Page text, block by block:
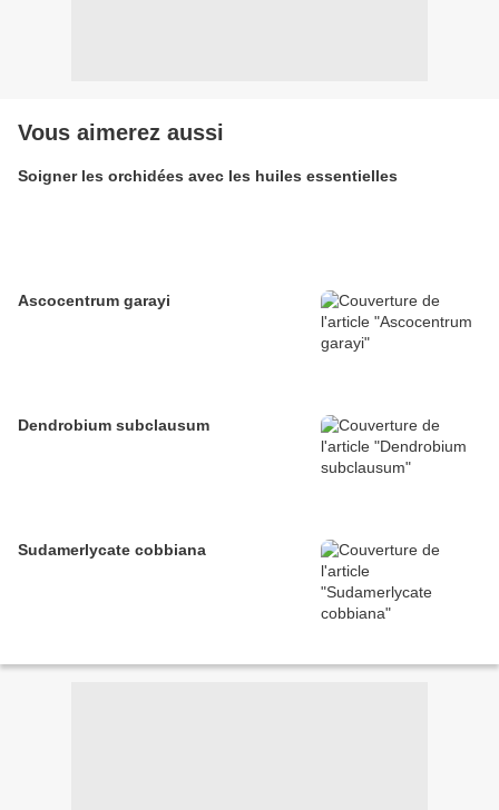
Vous aimerez aussi
Soigner les orchidées avec les huiles essentielles
Ascocentrum garayi
Dendrobium subclausum
Sudamerlycate cobbiana